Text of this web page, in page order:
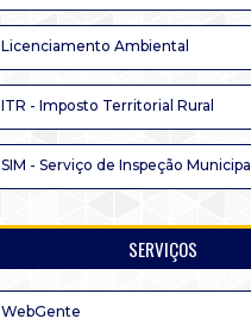
Licenciamento Ambiental
ITR - Imposto Territorial Rural
SIM - Serviço de Inspeção Municipal
SERVIÇOS
WebGente